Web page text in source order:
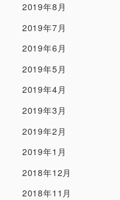
2019年8月
2019年7月
2019年6月
2019年5月
2019年4月
2019年3月
2019年2月
2019年1月
2018年12月
2018年11月